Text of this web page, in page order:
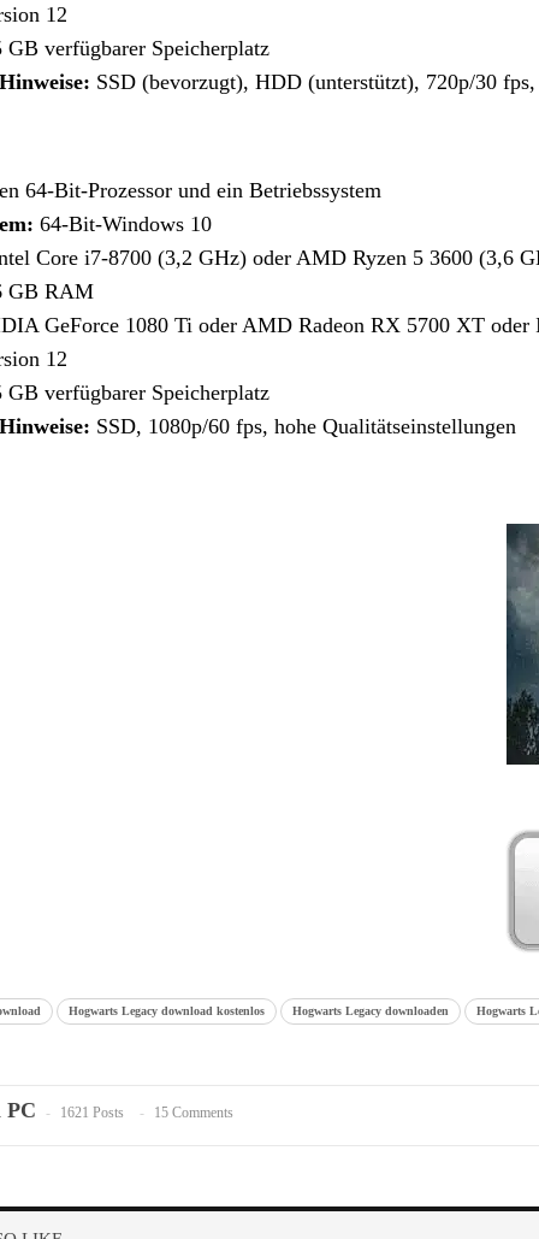
12
verfügbarer Speicherplatz
SSD (bevorzugt), HDD (unterstützt), 720p/30
64-Bit-Prozessor und ein Betriebssystem
64-Bit-Windows 10
Core i7-8700 (3,2 GHz) oder AMD Ryzen 5 3600 (3,6
GB RAM
GeForce 1080 Ti oder AMD Radeon RX 5700 XT oder
12
verfügbarer Speicherplatz
SSD, 1080p/60 fps, hohe Qualitätseinstellungen
Hogwarts Legacy download kostenlos Hogwarts Legacy downloaden Hogwarts
PC 1621 Posts 15 Comments